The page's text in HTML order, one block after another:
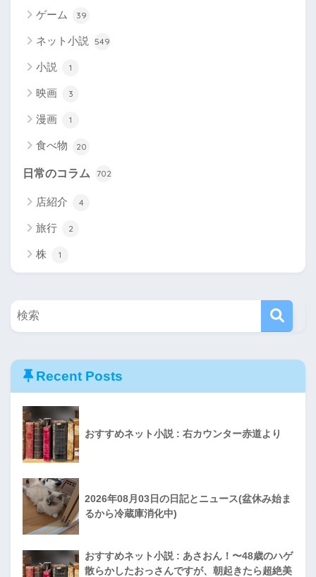
ゲーム 39
ネット小説 549
小説 1
映画 3
漫画 1
食べ物 20
日常のコラム 702
店紹介 4
旅行 2
株 1
Recent Posts
おすすめネット小説 : 右カウンター赤道より
2026年08月03日の日記とニュース(盆休み始ま
るから冷蔵庫消化中)
おすすめネット小説 : あさおん！〜48歳のハゲ
散らかしたおっさんですが、朝起きたら超絶美